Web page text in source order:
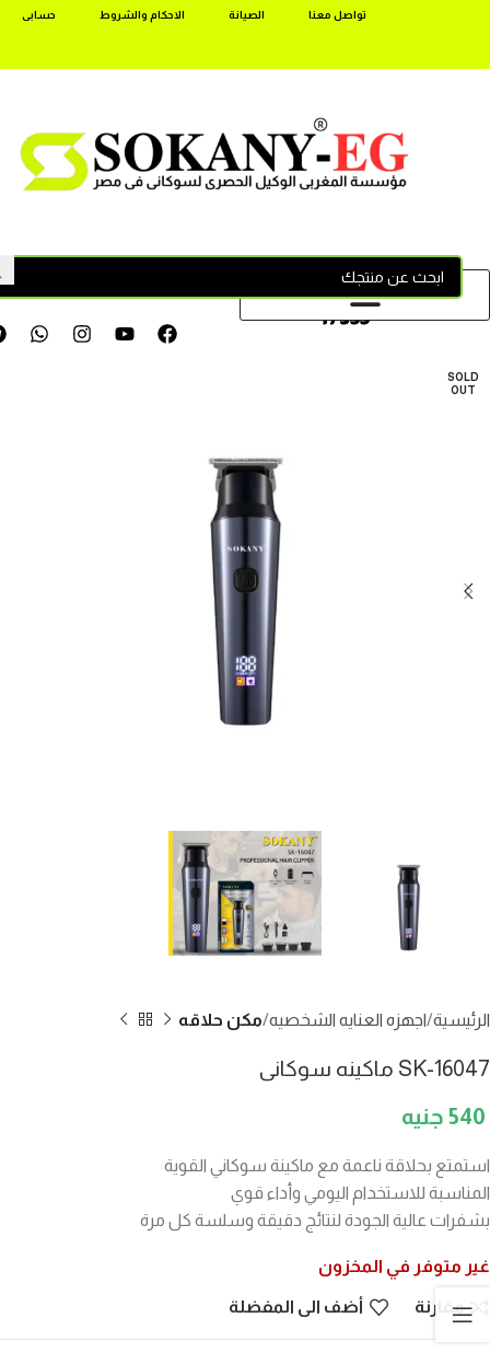
تواصل معنا الصيانة الاحكام والشروط حسابى
17355
SOLD
OUT
الرئيسية اجهزه العنايه الشخصيه مكن حلاقه
SK-16047 ماكينه سوكانى
540
استمتع بحلاقة ناعمة مع ماكينة سوكاني القوية
المناسبة للاستخدام اليومي وأداء قوي
بشفرات عالية الجودة لنتائج دقيقة وسلسة كل مرة
غير متوفر في المخزون
مقارنة أضف الى المفضلة